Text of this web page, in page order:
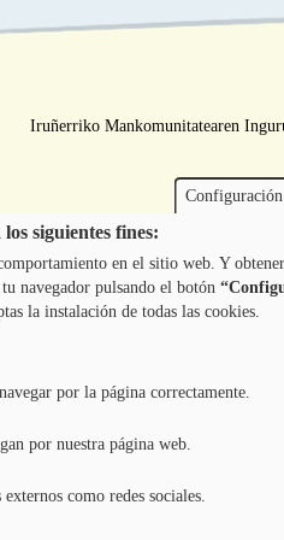
Iruñerriko Mankomunitatearen
siguientes fines:
en el sitio web. Y obtener
tu navegador pulsando el botón
la instalación de todas las cookies.
por la página correctamente.
por nuestra página web.
como redes sociales.